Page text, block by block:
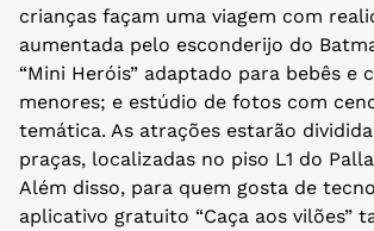
crianças façam uma viagem com
aumentada pelo esconderijo do
“Mini Heróis” adaptado para bebês e
menores; e estúdio de fotos com
temática. As atrações estarão
praças, localizadas no piso L1 do
Além disso, para quem gosta de
aplicativo gratuito “Caça aos vilões”